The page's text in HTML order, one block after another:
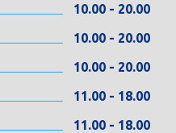
10.00 - 20.00
10.00 - 20.00
10.00 - 20.00
11.00 - 18.00
11.00 - 18.00